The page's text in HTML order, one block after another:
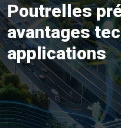
Poutrelles
avantages
applications